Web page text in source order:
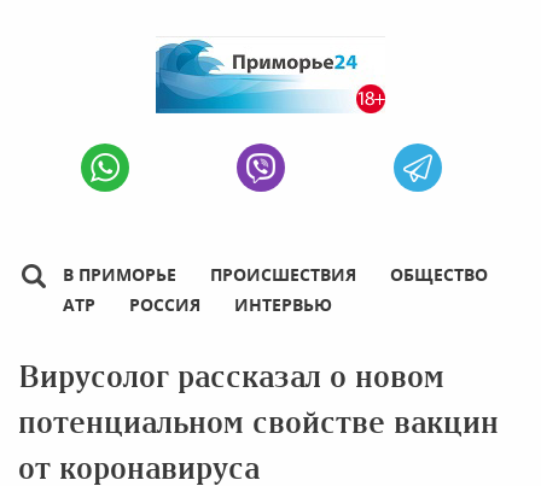
В ПРИМОРЬЕ ПРОИСШЕСТВИЯ
ОБЩЕСТВО
АТР
РОССИЯ ИНТЕРВЬЮ
Вирусолог рассказал о новом
потенциальном свойстве вакцин
от коронавируса